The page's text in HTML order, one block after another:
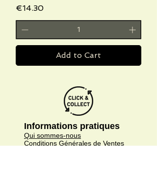
Price
€14.30
Add to Cart
Informations pratiques
Qui sommes-nous
Conditions Générales de Ventes